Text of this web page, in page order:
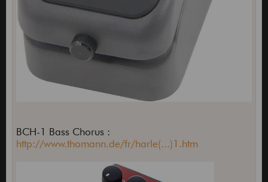
BCH-1 Bass Chorus :
http://www.thomann.de/fr/harle(...)1.htm